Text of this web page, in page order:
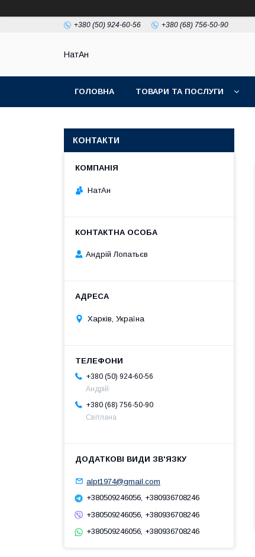
+380 (50) 924-60-56 +380 (68) 756-50-90
НатАн
ГОЛОВНА ТОВАРИ ТА ПОСЛУГИ
КОНТАКТИ
НатАн
Андрій Лопатьєв
Харків, Україна
+380 (50) 924-60-56
Андрій
+380 (68) 756-50-90
Світлана
alpt1974@gmail.com
+380509246056, +380936708246
+380509246056, +380936708246
+380509246056, +380936708246